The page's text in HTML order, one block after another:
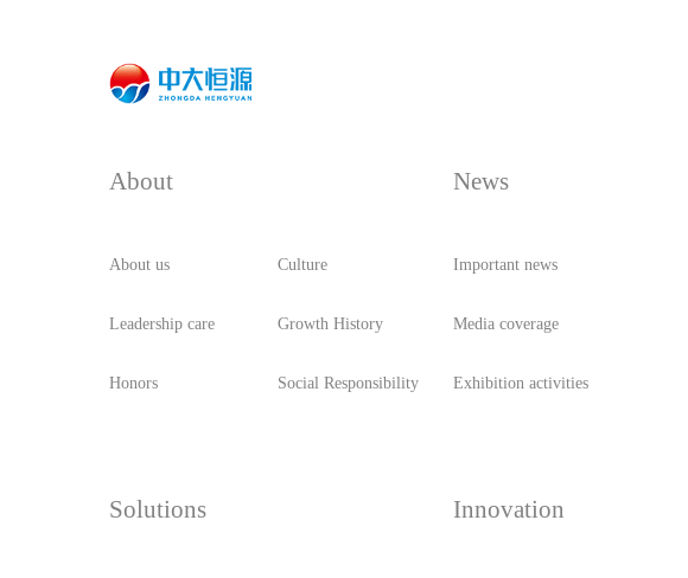
About
About us Culture
Leadership care Growth History
Honors Social Responsibility
News
Important news
Media coverage
Exhibition activities
Solutions Innovation